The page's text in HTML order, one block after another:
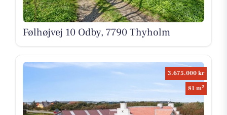
Følhøjvej 10 Odby, 7790 Thyholm
3.675.000 kr
81 m2